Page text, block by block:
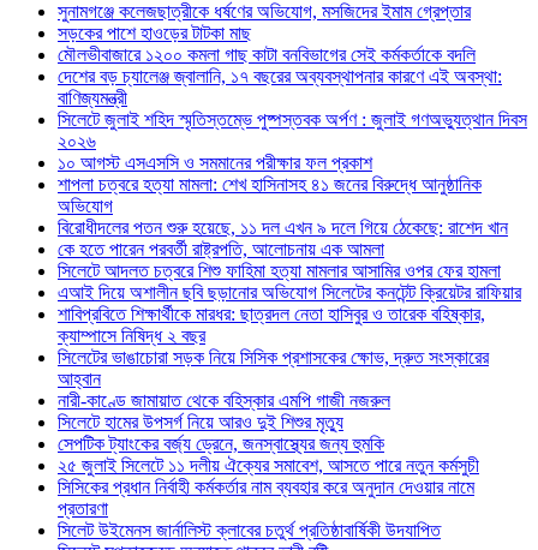
সুনামগঞ্জে কলেজছাত্রীকে ধর্ষণের অভিযোগ, মসজিদের ইমাম গ্রেপ্তার
সড়কের পাশে হাওড়ের টাটকা মাছ
মৌলভীবাজারে ১২০০ কমলা গাছ কাটা বনবিভাগের সেই কর্মকর্তাকে বদলি
দেশের বড় চ্যালেঞ্জ জ্বালানি, ১৭ বছরের অব্যবস্থাপনার কারণে এই অবস্থা:
বাণিজ্যমন্ত্রী
সিলেটে জুলাই শহিদ স্মৃতিস্তম্ভে পুষ্পস্তবক অর্পণ : জুলাই গণঅভ্যুত্থান দিবস
২০২৬
১০ আগস্ট এসএসসি ও সমমানের পরীক্ষার ফল প্রকাশ
শাপলা চত্বরে হত্যা মামলা: শেখ হাসিনাসহ ৪১ জনের বিরুদ্ধে আনুষ্ঠানিক
অভিযোগ
বিরোধীদলের পতন শুরু হয়েছে, ১১ দল এখন ৯ দলে গিয়ে ঠেকেছে: রাশেদ খান
কে হতে পারেন পরবর্তী রাষ্ট্রপতি, আলোচনায় এক আমলা
সিলেটে আদলত চত্বরে শিশু ফাহিমা হত্যা মামলার আসামির ওপর ফের হামলা
এআই দিয়ে অশালীন ছবি ছড়ানোর অভিযোগ সিলেটের কনটেন্ট ক্রিয়েটর রাফিয়ার
শাবিপ্রবিতে শিক্ষার্থীকে মারধর: ছাত্রদল নেতা হাসিবুর ও তারেক বহিষ্কার,
ক্যাম্পাসে নিষিদ্ধ ২ বছর
সিলেটের ভাঙাচোরা সড়ক নিয়ে সিসিক প্রশাসকের ক্ষোভ, দ্রুত সংস্কারের
আহ্বান
নারী-কাণ্ডে জামায়াত থেকে বহিস্কার এমপি গাজী নজরুল
সিলেটে হামের উপসর্গ নিয়ে আরও দুই শিশুর মৃত্যু
সেপটিক ট্যাংকের বর্জ্য ড্রেনে, জনস্বাস্থ্যের জন্য হুমকি
২৫ জুলাই সিলেটে ১১ দলীয় ঐক্যের সমাবেশ, আসতে পারে নতুন কর্মসুচী
সিসিকের প্রধান নির্বাহী কর্মকর্তার নাম ব্যবহার করে অনুদান দেওয়ার নামে
প্রতারণা
সিলেট উইমেনস জার্নালিস্ট ক্লাবের চতুর্থ প্রতিষ্ঠাবার্ষিকী উদযাপিত